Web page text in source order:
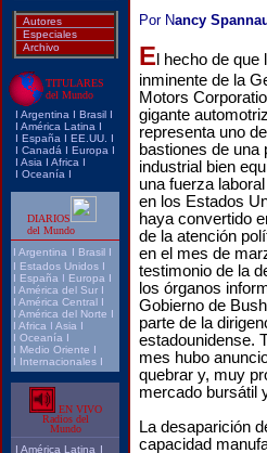
Autores
Especiales
Archivo
TITULARES
del Mundo
I Argentina I Brasil I
I América Latina I
I España I EE.UU.
I
I Canadá I Europa I
I Asia I Africa I
I Oceanía I
DIARIOS
del Mundo
I Argentina I Brasil I
I Estados Unidos I
I España I Europa I
I América del Sur I
I América Central I
I América del Norte I
I Africa I Asia I
I Oceanía I
I Medio Oriente I
I Internacionales I
EN VIVO
Radios del
Mundo
I América Latina I
Por Nancy
E l hecho de que
inminente de la
Motors
gigante
representa uno
bastiones de una
industrial bien
una fuerza
en los Estados
haya convertido
de la atención
en el mes de
testimonio de la
los órganos
Gobierno de
parte de la
estadounidense.
mes hubo
quebrar y, muy
mercado bursátil
La desaparición
capacidad